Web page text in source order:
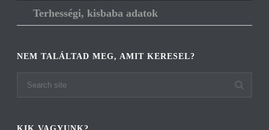
Terhességi, kisbaba adatok
NEM TALÁLTAD MEG, AMIT KERESEL?